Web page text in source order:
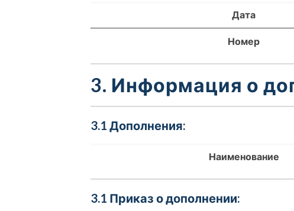
Дата
Номер
3. Информация о
3.1 Дополнения:
Наименование
3.1 Приказ о дополнении: